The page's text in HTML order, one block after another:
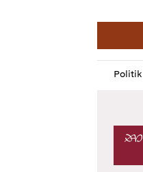
Politik
Profil
öffnen
Daz
Pur